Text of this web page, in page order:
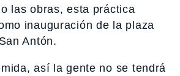
las obras, esta práctica
inauguración de la plaza
Antón.
así la gente no se tendrá